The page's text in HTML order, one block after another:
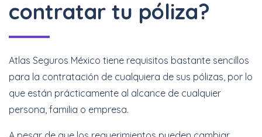
contratar tu póliza?
Atlas Seguros México tiene requisitos bastante sencillos
para la contratación de cualquiera de sus pólizas, por lo
que están prácticamente al alcance de cualquier
persona, familia o empresa.